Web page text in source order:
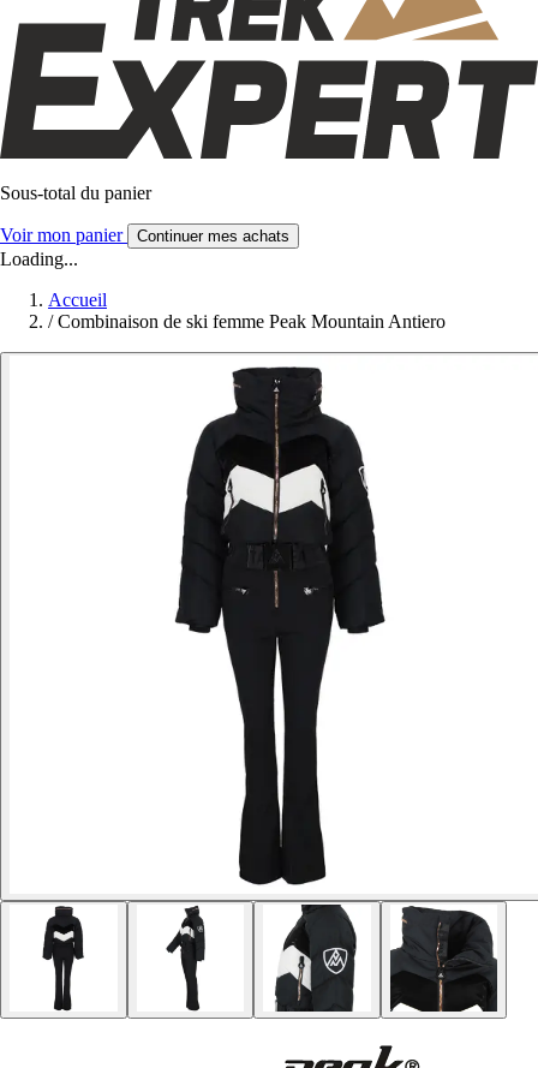
Sous-total du panier
Voir mon panier Continuer mes achats
Loading...
Accueil
/ Combinaison de ski femme Peak Mountain Antiero